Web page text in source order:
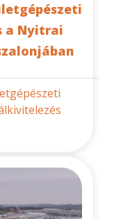
a Nyitrai